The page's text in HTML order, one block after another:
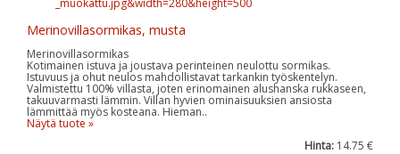
Merinovillasormikas, musta
Merinovillasormikas
Kotimainen istuva ja joustava perinteinen neulottu sormikas.
Istuvuus ja ohut neulos mahdollistavat tarkankin työskentelyn.
Valmistettu 100% villasta, joten erinomainen alushanska rukkaseen,
takuuvarmasti lämmin. Villan hyvien ominaisuuksien ansiosta
lämmittää myös kosteana. Hieman..
Näytä tuote »
Hinta: 14.75 €